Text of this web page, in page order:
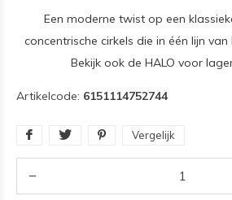
Een moderne twist op een
concentrische cirkels die in één lijn
Bekijk ook de HALO voor
Artikelcode: 6151114752744
Vergelijk